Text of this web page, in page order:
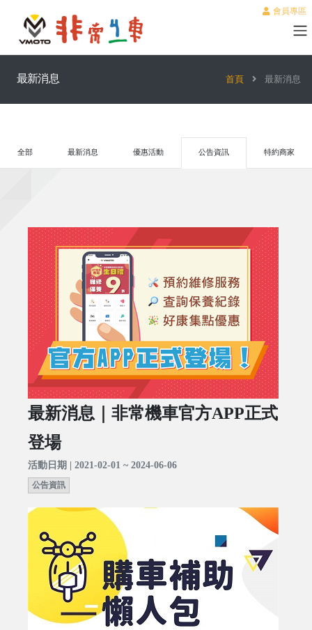
會員專區
最新消息 首頁 最新消息
全部 最新消息 優惠活動 公告資訊 特約商家
最新消息｜非常機車官方APP正式
登場
活動日期 | 2021-02-01 ~ 2024-06-06
公告資訊